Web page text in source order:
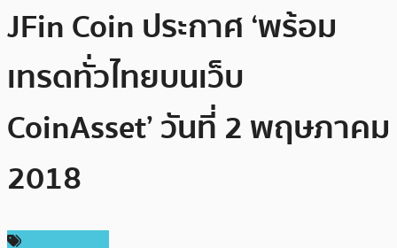
JFin Coin ประกาศ ‘พร้อม
เทรดทั่วไทยบนเว็บ
CoinAsset’ วันที่ 2 พฤษภาคม
2018